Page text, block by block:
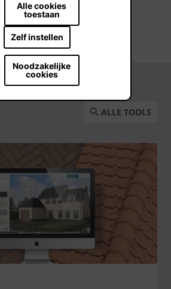
Alle cookies
toestaan
Zelf instellen
Noodzakelijke
cookies
ALLE REALISATIES
ALLE TOOLS